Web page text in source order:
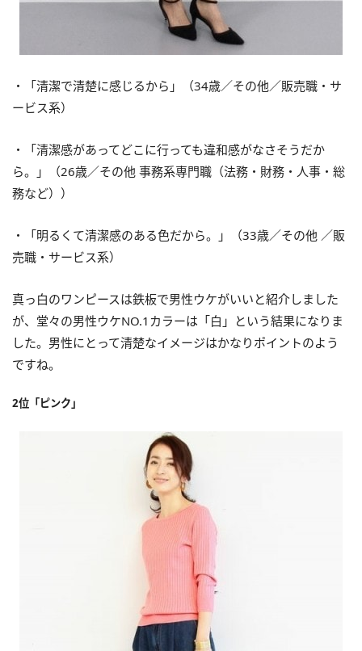
・「清潔で清楚に感じるから」（34歳／その他／販売職・サ
ービス系）
・「清潔感があってどこに行っても違和感がなさそうだか
ら。」（26歳／その他 事務系専門職（法務・財務・人事・総
務など））
・「明るくて清潔感のある色だから。」（33歳／その他 ／販
売職・サービス系）
真っ白のワンピースは鉄板で男性ウケがいいと紹介しました
が、堂々の男性ウケNO.1カラーは「白」という結果になりま
した。男性にとって清楚なイメージはかなりポイントのよう
ですね。
2位「ピンク」